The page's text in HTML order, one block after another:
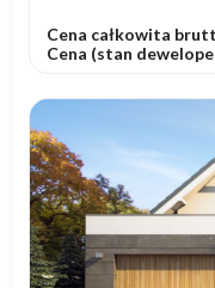
Cena całkowita
Cena (stan